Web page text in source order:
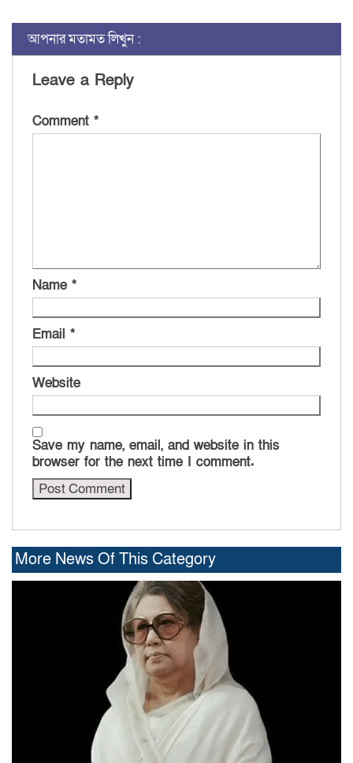
আপনার মতামত লিখুন :
Leave a Reply
Comment *
Name *
Email *
Website
Save my name, email, and website in this
browser for the next time I comment.
More News Of This Category